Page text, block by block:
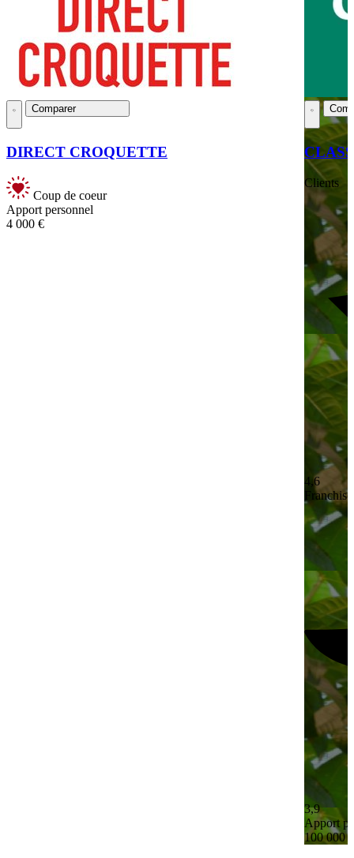
Comparer
DIRECT CROQUETTE
Coup de coeur
Apport personnel
4 000 €
Clients
4,6
Franchisé
3,9
Apport
100 000 €